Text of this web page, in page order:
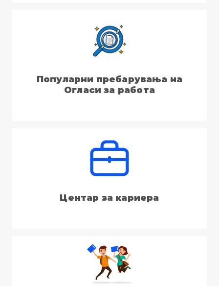
Популарни пребарувања на
Огласи за работа
Центар за кариера